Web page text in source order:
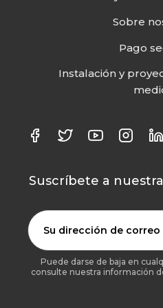
Sobre
Pago
Instalación y
Suscríbete a
Puede darse de baja en
consulte nuestra información